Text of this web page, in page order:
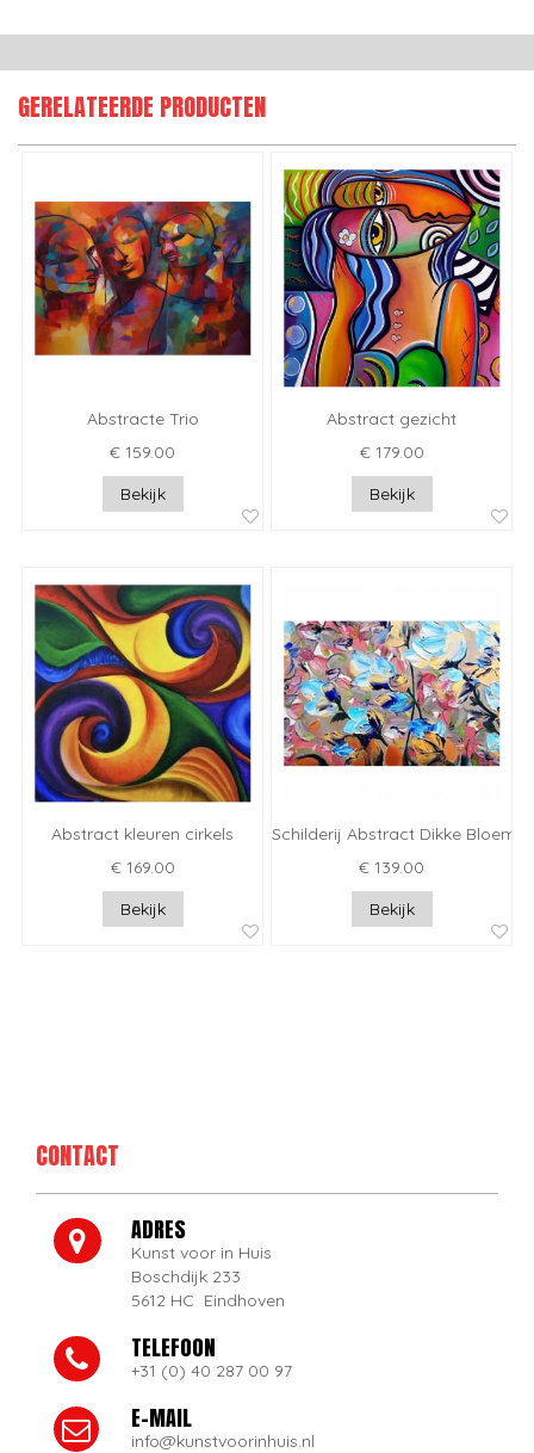
GERELATEERDE PRODUCTEN
Abstracte Trio
€ 159.00
Bekijk
Abstract gezicht
€ 179.00
Bekijk
Abstract kleuren cirkels
€ 169.00
Bekijk
Schilderij Abstract Dikke Bloemen
€ 139.00
Bekijk
CONTACT
ADRES
Kunst voor in Huis
Boschdijk 233
5612 HC Eindhoven
TELEFOON
+31 (0) 40 287 00 97
E-MAIL
info@kunstvoorinhuis.nl